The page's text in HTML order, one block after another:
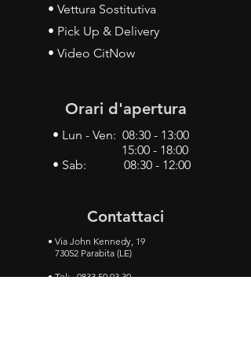
• Vettura Sostitutiva
• Pick Up & Delivery
• Video CitNow
Orari d'apertura
• Lun - Ven: 08:30 - 13:00
15:00 - 18:00
• Sab: 08:30 - 12:00
Contattaci
• Via John Kennedy, 19
73052 Parabita (LE)
• Tel:0833 50 93 30